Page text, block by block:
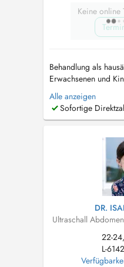
Keine online
Behandlung als
Erwachsenen und
Consultation for
age of 3 years.
и детей от 3 лет. -
Diabetes:
Alle anzeigen
Sofortige
DR.
Ultraschall Abdomen
22-
L-